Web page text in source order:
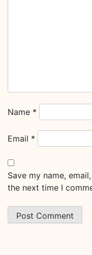
Name *
Email *
Save my name,
the next time I